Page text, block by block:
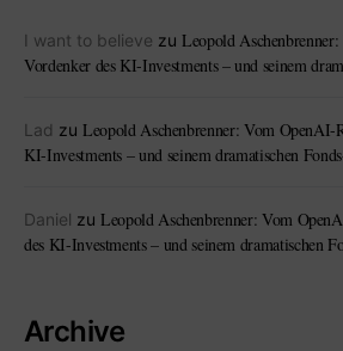
I want to believe zu Leopold
Vordenker des KI-Investments – und seinem
Lad zu Leopold Aschenbrenner: Vom OpenAI-
KI-Investments – und seinem dramatischen
Daniel zu Leopold Aschenbrenner: Vom
des KI-Investments – und seinem dramatischen
Archive